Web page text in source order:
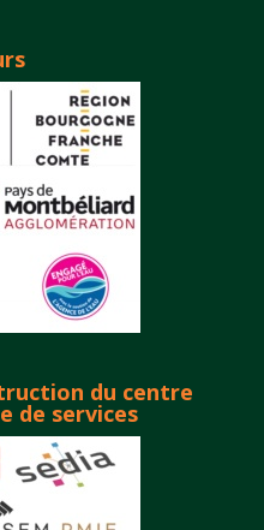
du centre
de services